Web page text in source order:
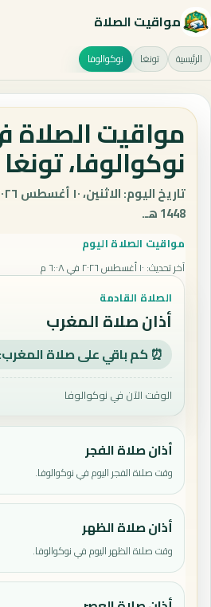
مواقيت الصلاة
الرئيسية تونغا نوكوالوفا
مواقيت الصلاة
نوكوالوفا،
1448 هـ.
مواقيت الصلاة اليوم
آخر تحديث: ١٠ أغسطس ٢٠٢٦ في ٦:٠٨ م
الصلاة القادمة
أذان صلاة المغرب
⏰ كم باقي على صلاة المغرب:
الوقت الآن في نوكوالوفا
أذان صلاة الفجر
وقت صلاة الفجر اليوم في نوكوالوفا.
أذان صلاة الظهر
وقت صلاة الظهر اليوم في نوكوالوفا.